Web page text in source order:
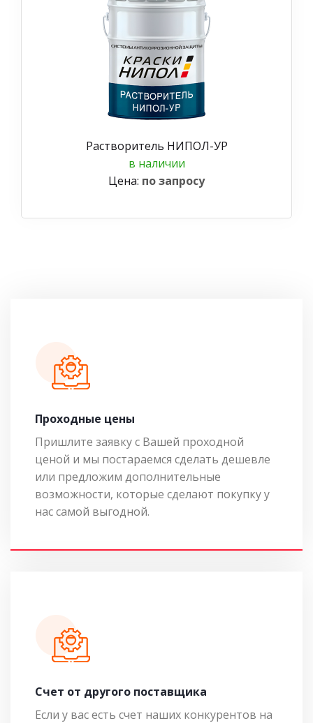
Растворитель НИПОЛ-УР
в наличии
Цена: по запросу
Проходные цены
Пришлите заявку с Вашей проходной
ценой и мы постараемся сделать дешевле
или предложим дополнительные
возможности, которые сделают покупку у
нас самой выгодной.
Cчет от другого поставщика
Если у вас есть счет наших конкурентов на